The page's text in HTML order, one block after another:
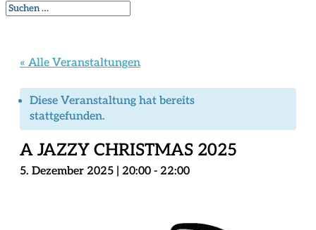
« Alle Veranstaltungen
Diese Veranstaltung hat bereits
stattgefunden.
A JAZZY CHRISTMAS 2025
5. Dezember 2025 | 20:00 - 22:00